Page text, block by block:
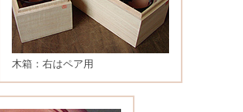
木箱：右はペア用